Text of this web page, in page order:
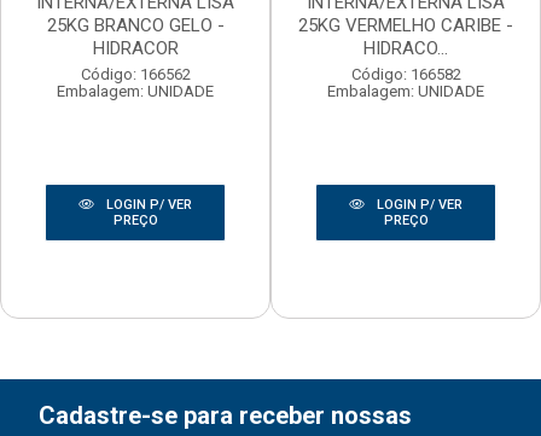
25KG BRANCO GELO -
HIDRACOR
Código: 166562
Embalagem: UNIDADE
LOGIN P/ VER
PREÇO
25KG VERMELHO CARIBE -
HIDRACO...
Código: 166582
Embalagem: UNIDADE
LOGIN P/ VER
PREÇO
Cadastre-se para receber nossas